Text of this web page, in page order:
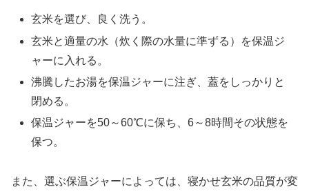
玄米を選び、良く洗う。
玄米と適量の水（炊く際の水量に準ずる）を保温ジ
ャーに入れる。
沸騰したお湯を保温ジャーに注ぎ、蓋をしっかりと
閉める。
保温ジャーを50～60℃に保ち、6～8時間その状態を
保つ。
また、選ぶ保温ジャーによっては、寝かせ玄米の品質が変